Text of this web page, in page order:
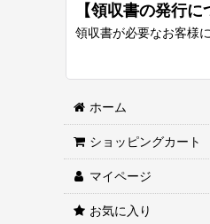
【領収書の発行に
領収書が必要なお客様
ホーム
ショッピングカート
マイページ
お気に入り